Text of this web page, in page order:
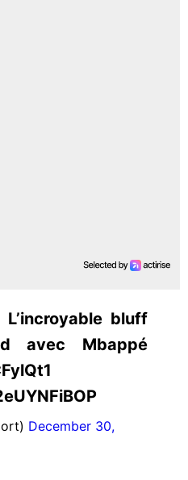
bluff
avec Mbappé
December 30,